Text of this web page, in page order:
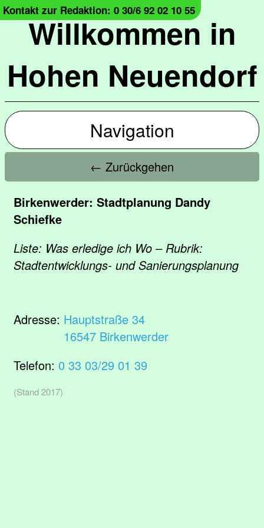
Willkommen in
Hohen Neuendorf
Kontakt zur Redaktion: 0 30/6 92 02 10 55
Navigation
← Zurückgehen
Birkenwerder: Stadtplanung Dandy
Schiefke
Liste: Was erledige ich Wo – Rubrik:
Stadtentwicklungs- und Sanierungsplanung
Adresse: Hauptstraße 34
16547 Birkenwerder
Telefon: 0 33 03/29 01 39
(Stand 2017)